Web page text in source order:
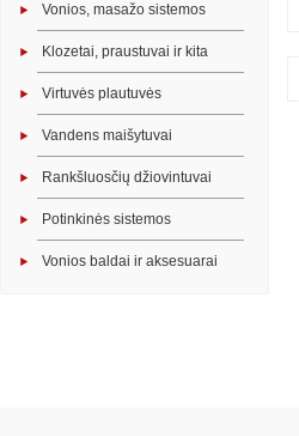
Vonios, masažo sistemos
Klozetai, praustuvai ir kita
Virtuvės plautuvės
Vandens maišytuvai
Rankšluosčių džiovintuvai
Potinkinės sistemos
Vonios baldai ir aksesuarai